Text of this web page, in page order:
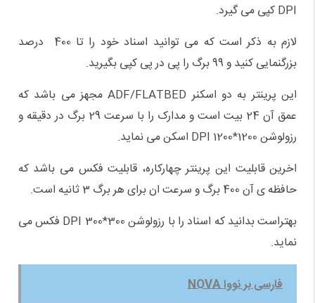
DPI کپی می گیرد.
لازم به ذکر است که می توانید اسناد خود را تا 400 درصد
بزرگنمایی کنید و 99 برگ را پی در پی کپی بگیرید.
این پرینتر به دو اسکنر ADF/FLATBED مجهز می باشد که
عمق آن 24 بیت است و مدارک را با سرعت 29 برگ در دقیقه و
رزولوشن 1200*1200 DPI اسکن می نماید.
اخرین قابلیت این پرینتر چهارکاره، قابلیت فکس می باشد که
حافظه ی آن 400 برگ و سرعت ان برای هر برگ 3 ثانیه است.
بهتراست بدانید که اسناد را با رزولوشن 300*300 DPI فکس می
نماید.
فارسی بر نووا NOVA